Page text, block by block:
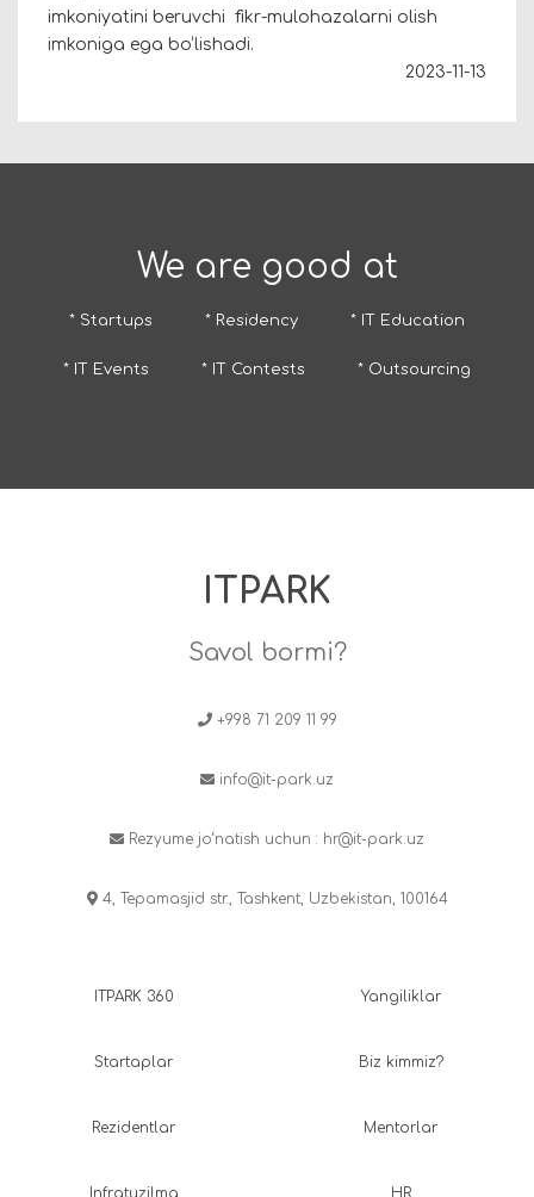
imkoniyatini beruvchi fikr-mulohazalarni olish
imkoniga ega bo‘lishadi.
2023-11-13
We are good at
* Startups * Residency * IT Education
* IT Events * IT Contests * Outsourcing
ITPARK
Savol bormi?
+998 71 209 11 99
info@it-park.uz
Rezyume jo‘natish uchun : hr@it-park.uz
4, Tepamasjid str., Tashkent, Uzbekistan, 100164
ITPARK 360
Startaplar
Rezidentlar
Infratuzilma
Yangiliklar
Biz kimmiz?
Mentorlar
HR